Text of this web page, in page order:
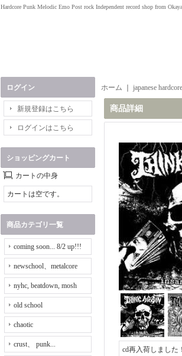
Hardcore Punk Melodic Emo Post rock Independent record shop from
ログイン
新規登録はこちら
ログインはこちら
ショッピングカート
カートの中身
カートは空です。
商品カテゴリ一覧
coming soon... 8/2 up!!!
newschool、metalcore
nyhc, beatdown, mosh
old school
chaotic
crust、 punk...
ホーム japanese
商品詳細
cd再入荷しました！